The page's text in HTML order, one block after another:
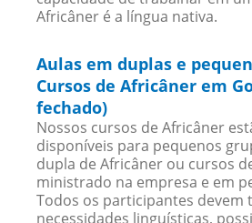
Africâner é a língua nativa.
Aulas em duplas e
Cursos de Africâner em
fechado)
Nossos cursos de Africâner
disponíveis para pequenos
dupla de Africâner ou cursos
ministrado na empresa e em
Todos os participantes devem
necessidades linguísticas,